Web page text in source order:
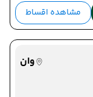
مشاهده اقساط
وان